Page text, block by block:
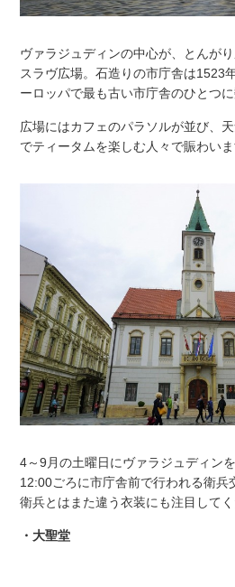
ヴァラジュディンの中心が、とんが
スラヴ広場。石造りの市庁舎は1523
ーロッパで最も古い市庁舎のひとつ
広場にはカフェのパラソルが並び、
でティータムを楽しむ人々で賑わいま
4～9月の土曜日にヴァラジュディン
12:00ごろに市庁舎前で行われる衛兵
衛兵とはまた違う衣装にも注目してく
・大聖堂